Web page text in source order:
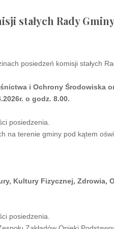
stałych Rady
posiedzeń komisji stałych
i Ochrony Środowiska
o godz. 8.00.
posiedzenia.
na terenie gminy pod kątem
Kultury Fizycznej, Zdrowia,
posiedzenia.